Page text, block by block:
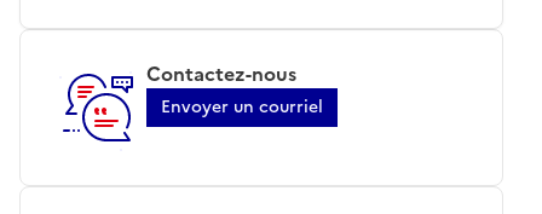
Contactez-nous
Envoyer un courriel